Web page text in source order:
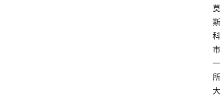
莫
斯
科
市
一
所
大